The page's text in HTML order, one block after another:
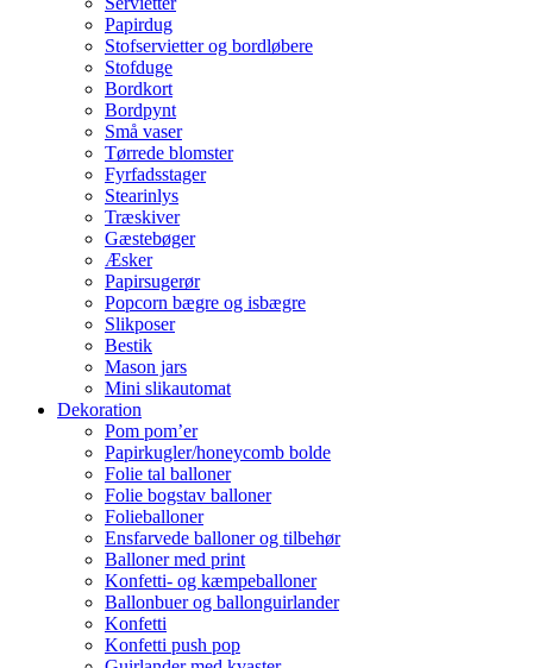
Papirdug
Stofservietter og bordløbere
Stofduge
Bordkort
Bordpynt
Små vaser
Tørrede blomster
Fyrfadsstager
Stearinlys
Træskiver
Gæstebøger
Æsker
Papirsugerør
Popcorn bægre og isbægre
Slikposer
Bestik
Mason jars
Mini slikautomat
Dekoration
Pom pom’er
Papirkugler/honeycomb bolde
Folie tal balloner
Folie bogstav balloner
Folieballoner
Ensfarvede balloner og tilbehør
Balloner med print
Konfetti- og kæmpeballoner
Ballonbuer og ballonguirlander
Konfetti
Konfetti push pop